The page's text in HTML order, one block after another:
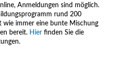
Anmeldungen sind möglich.
rund 200
wie immer eine bunte Mischung
bereit. Hierfinden Sie die